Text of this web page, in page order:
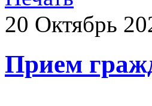
20 Октябрь
Прием